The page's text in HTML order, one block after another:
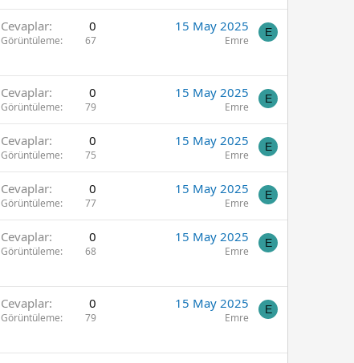
Cevaplar 0
Görüntüleme 67
15 May 2025
Emre
E
Cevaplar 0
Görüntüleme 79
15 May 2025
Emre
E
Cevaplar 0
Görüntüleme 75
15 May 2025
Emre
E
Cevaplar 0
Görüntüleme 77
15 May 2025
Emre
E
Cevaplar 0
Görüntüleme 68
15 May 2025
Emre
E
Cevaplar 0
Görüntüleme 79
15 May 2025
Emre
E